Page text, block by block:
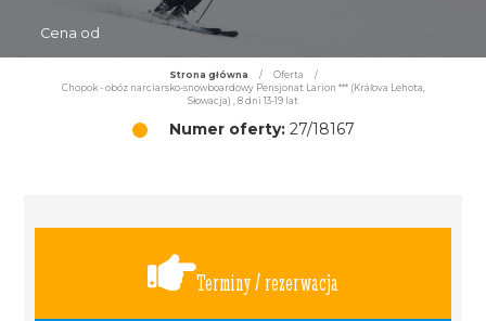
Cena od
Strona główna / Oferta
/
Chopok - obóz narciarsko-snowboardowy Pensjonat Larion *** (Kráľova Lehota,
Słowacja) , 8 dni 13-19 lat
Numer oferty:27/18167
Terminy / rezerwacja